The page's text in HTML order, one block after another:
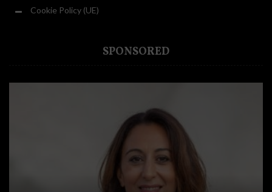
Cookie Policy (UE)
SPONSORED